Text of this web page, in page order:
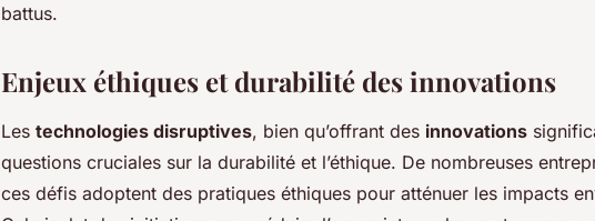
battus.
Enjeux éthiques et durabilité des innovations
Les technologies disruptives, bien qu’offrant des innovations
questions cruciales sur la durabilité et l’éthique. De nombreuses
ces défis adoptent des pratiques éthiques pour atténuer les impacts